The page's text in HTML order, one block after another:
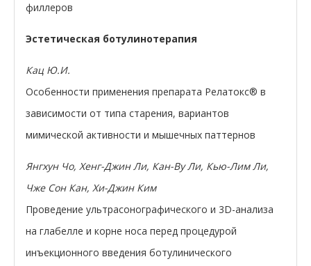
филлеров
Эстетическая ботулинотерапия
Кац Ю.И.
Особенности применения препарата Релатокс® в
зависимости от типа старения, вариантов
мимической активности и мышечных паттернов
Янгхун Чо, Хенг-Джин Ли, Кан-Ву Ли, Кью-Лим Ли,
Чже Сон Кан, Хи-Джин Ким
Проведение ультрасонографического и 3D-анализа
на глабелле и корне носа перед процедурой
инъекционного введения ботулинического